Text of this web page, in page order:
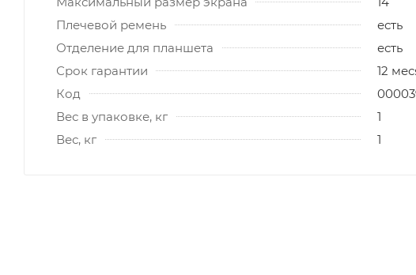
Плечевой ремень
есть
Отделение для планшета
есть
Срок гарантии
12
Код
Вес в упаковке, кг
1
Вес, кг
1